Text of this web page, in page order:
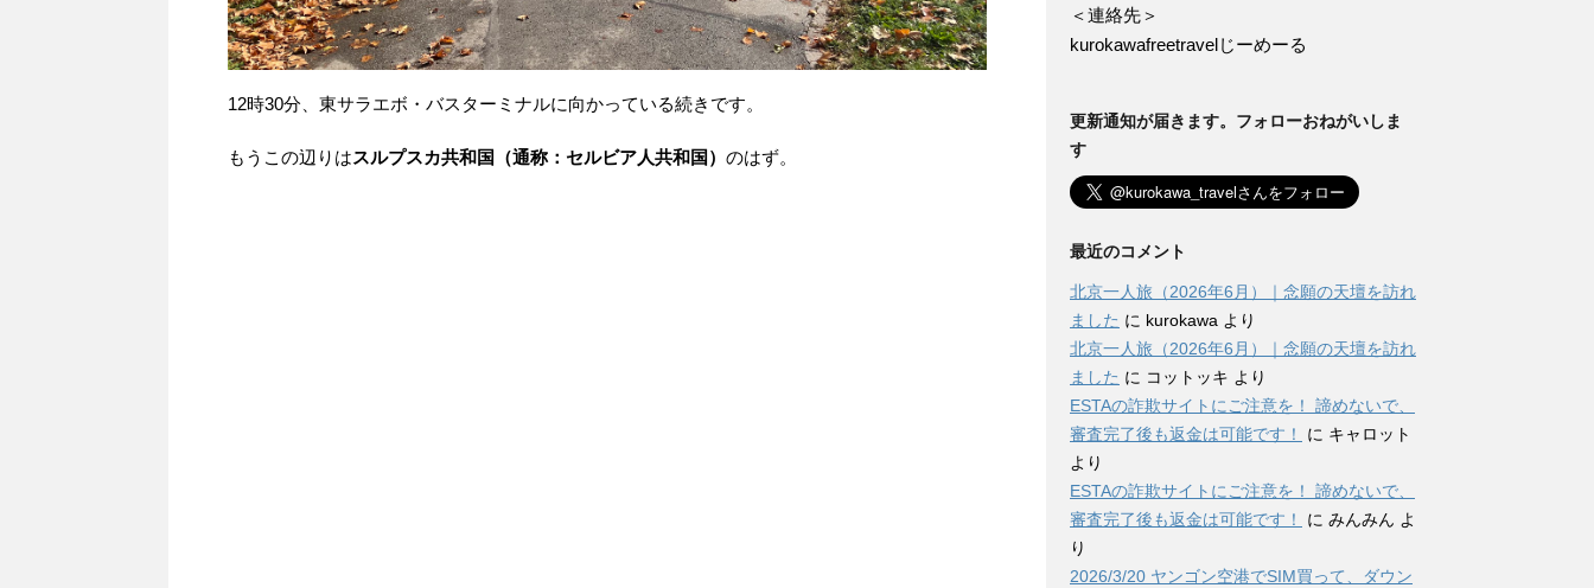
12時30分、東サラエボ・バスターミナルに向かっている続きです。
もうこの辺りはスルプスカ共和国（通称：セルビア人共和国） のはず。
＜連絡先＞
kurokawafreetravelじーめーる
更新通知が届きます。フォローおねがいしま
す
最近のコメント
北京一人旅（2026年6月）｜念願の天壇を訪れ
ました に kurokawa より
北京一人旅（2026年6月）｜念願の天壇を訪れ
ました に コットッキ より
ESTAの詐欺サイトにご注意を！ 諦めないで、
審査完了後も返金は可能です！
に キャロット
より
ESTAの詐欺サイトにご注意を！ 諦めないで、
審査完了後も返金は可能です！
に みんみん よ
り
2026/3/20 ヤンゴン空港でSIM買って、ダウン